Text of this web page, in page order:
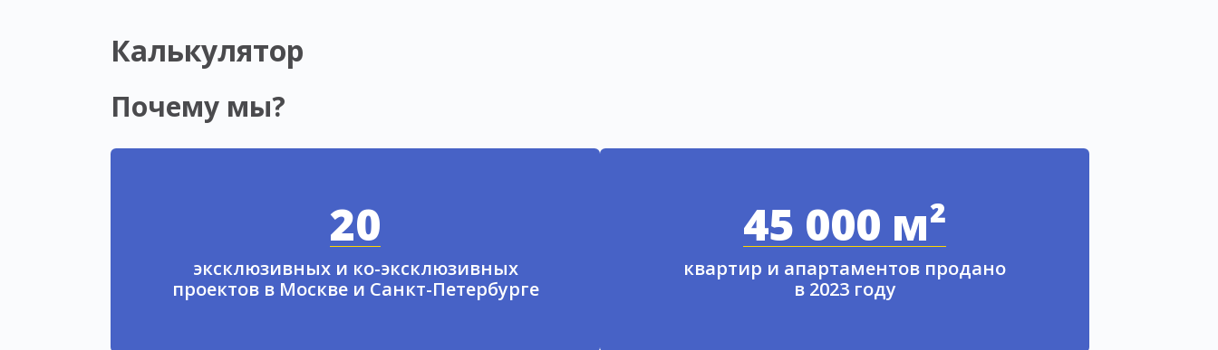
Калькулятор
Почему мы?
20
эксклюзивных и ко-эксклюзивных
проектов в Москве и Санкт-Петербурге
45 000 м²
квартир и апартаментов продано
в 2023 году